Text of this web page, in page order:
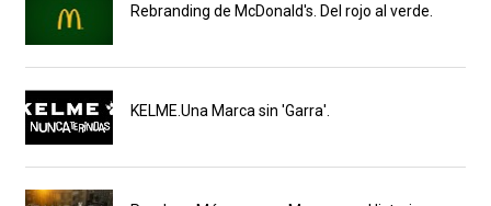
Rebranding de McDonald's. Del rojo al verde.
KELME.Una Marca sin 'Garra'.